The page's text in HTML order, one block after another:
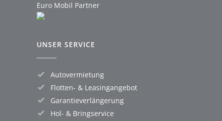
Euro Mobil Partner
UNSER SERVICE
Autovermietung
Flotten- & Leasingangebot
Garantieverlängerung
Hol- & Bringservice